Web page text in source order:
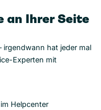
an Ihrer Seite
irgendwann hat jeder mal
Experten mit
Helpcenter